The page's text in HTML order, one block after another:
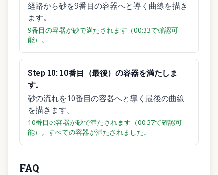
経路から砂を9番目の容器へと導く曲線を描き
ます。
9番目の容器が砂で満たされます（00:33で確認可
能）。
Step 10: 10番目（最後）の容器を満たしま
す。
砂の流れを10番目の容器へと導く最後の曲線
を描きます。
10番目の容器が砂で満たされます（00:37で確認可
能）。すべての容器が満たされました。
FAQ